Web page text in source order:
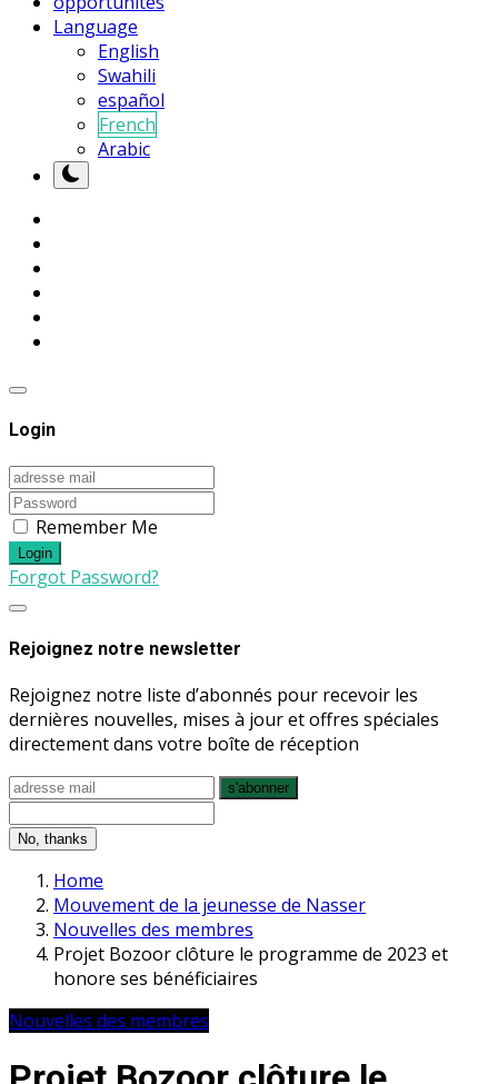
Language
English
Swahili
español
French
Arabic
Login
Remember Me
Login
Forgot Password?
Rejoignez notre newsletter
Rejoignez notre liste d’abonnés pour recevoir les
dernières nouvelles, mises à jour et offres spéciales
directement dans votre boîte de réception
s'abonner
No, thanks
Home
Mouvement de la jeunesse de Nasser
Nouvelles des membres
Projet Bozoor clôture le programme de 2023 et
honore ses bénéficiaires
Nouvelles des membres